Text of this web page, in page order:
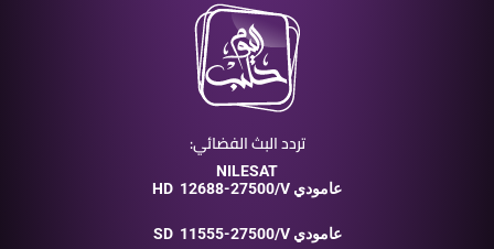
تردد البث الفضائي:
NILESAT
HD
12688-27500/V عامودي
SD 11555-27500/V عامودي